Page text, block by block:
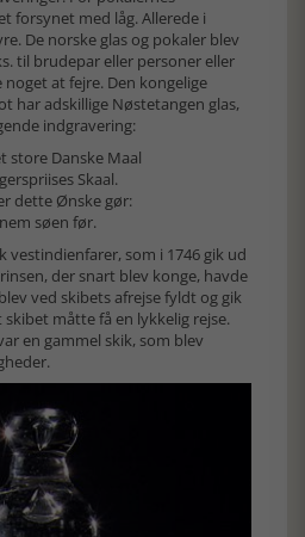
forsynet med låg. Allerede i
De norske glas og pokaler blev
til brudepar eller personer eller
at fejre. Den kongelige
har adskillige Nøstetangen glas,
indgravering:
store Danske Maal
Skaal.
dette Ønske gør:
søen før.
vestindienfarer, som i 1746 gik ud
der snart blev konge, havde
ved skibets afrejse fyldt og gik
måtte få en lykkelig rejse.
en gammel skik, som blev